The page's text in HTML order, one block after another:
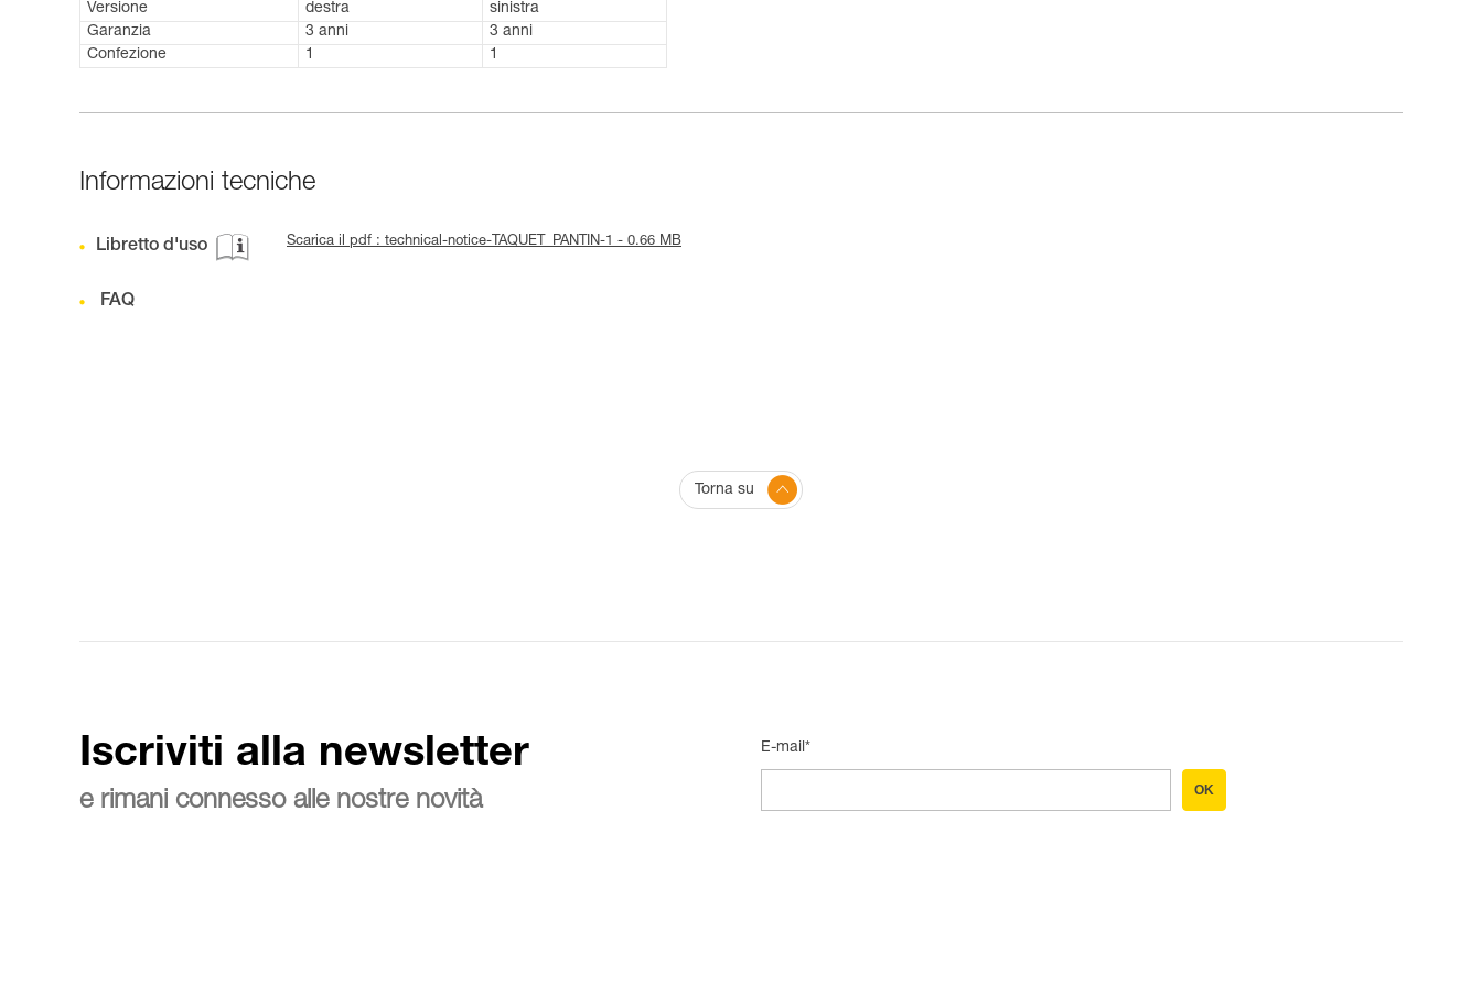
Versione
destra
sinistra
Garanzia
3 anni
3 anni
Confezione
1 1
Informazioni tecniche
Libretto d'uso Scarica il pdf : technical-notice-TAQUET_PANTIN-1 - 0.66 MB
FAQ
Torna su
Iscriviti alla newsletter
e rimani connesso alle nostre novità
E-mail*
OK